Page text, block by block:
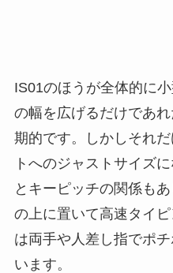
IS01のほうが全体的に
の幅を広げるだけであ
期的です。しかしそれ
トへのジャストサイズ
とキーピッチの関係も
の上に置いて高速タイ
は両手や人差し指でポ
います。